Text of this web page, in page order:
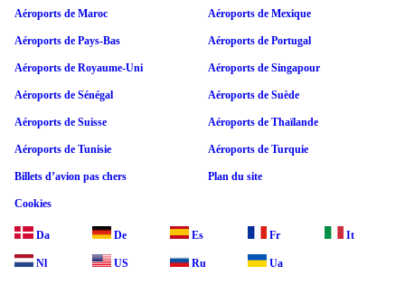
Aéroports de Maroc Aéroports de Mexique
Aéroports de Pays-Bas Aéroports de Portugal
Aéroports de Royaume-Uni Aéroports de Singapour
Aéroports de Sénégal Aéroports de Suède
Aéroports de Suisse Aéroports de Thaïlande
Aéroports de Tunisie Aéroports de Turquie
Billets d’avion pas chers Plan du site
Cookies
Da De Es Fr It
Nl US Ru Ua